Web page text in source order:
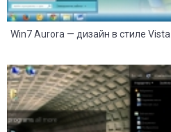
Win7 Aurora — дизайн в стиле Vista